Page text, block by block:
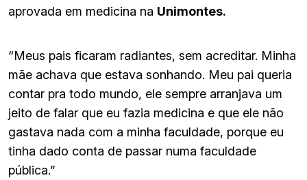
aprovada em medicina na Unimontes.
“Meus pais ficaram radiantes, sem acreditar. Minha
mãe achava que estava sonhando. Meu pai queria
contar pra todo mundo, ele sempre arranjava um
jeito de falar que eu fazia medicina e que ele não
gastava nada com a minha faculdade, porque eu
tinha dado conta de passar numa faculdade
pública.”